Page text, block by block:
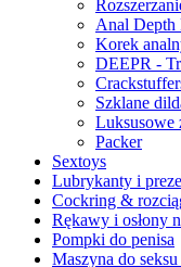
Anal Depth
Korek
DEEPR -
Szklane
Luksusowe
Packer
Sextoys
Lubrykanty i
Cockring &
Rękawy i osłony
Pompki do penisa
Maszyna do